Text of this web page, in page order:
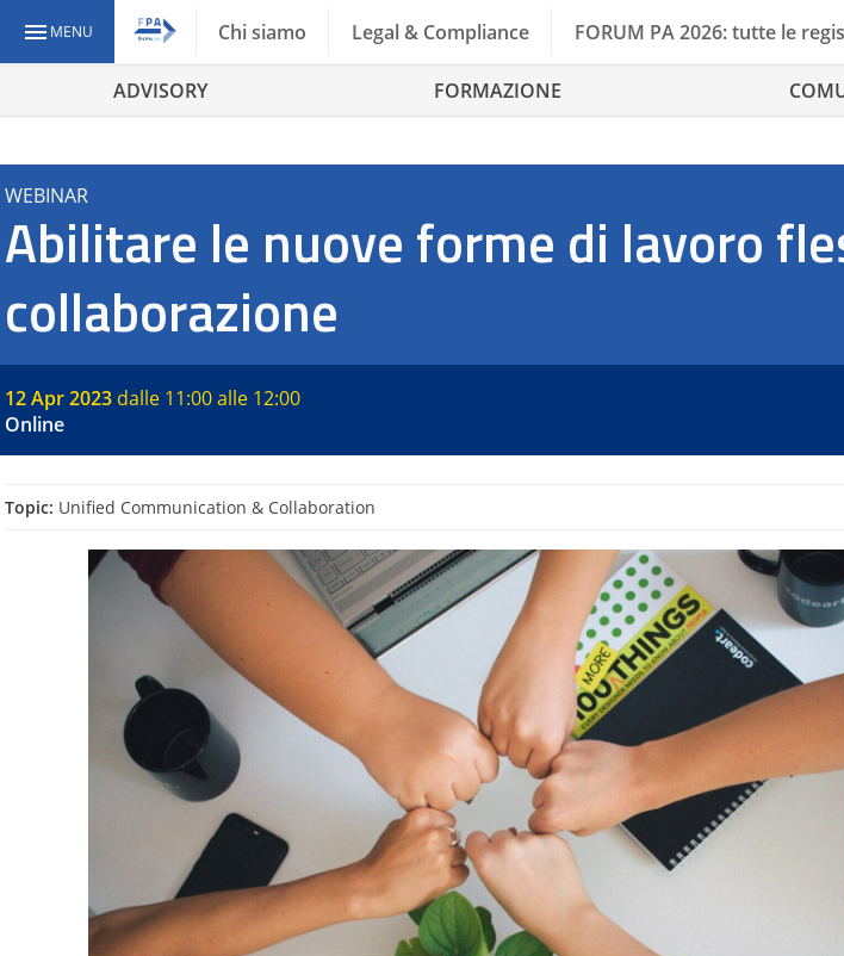
contenuto
MENU Chi siamo Legal & Compliance FORUM PA 2026: tutte le
ADVISORY FORMAZIONE
WEBINAR
Abilitare le nuove forme di lavoro
collaborazione
12 Apr 2023 dalle 11:00 alle 12:00
Online
Topic: Unified Communication & Collaboration